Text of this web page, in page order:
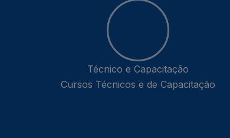
Técnico e Capacitação
Cursos Técnicos e de Capacitação